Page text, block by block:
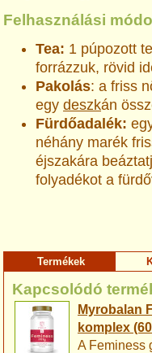
Felhasználási
Tea: 1 púpozott
forrázzuk, rövid
Pakolás: a friss
egy deszkán
Fürdőadalék:
néhány marék
éjszakára
folyadékot a
Termékek
Kapcsolódó
Myrobalan
komplex
A Feminess